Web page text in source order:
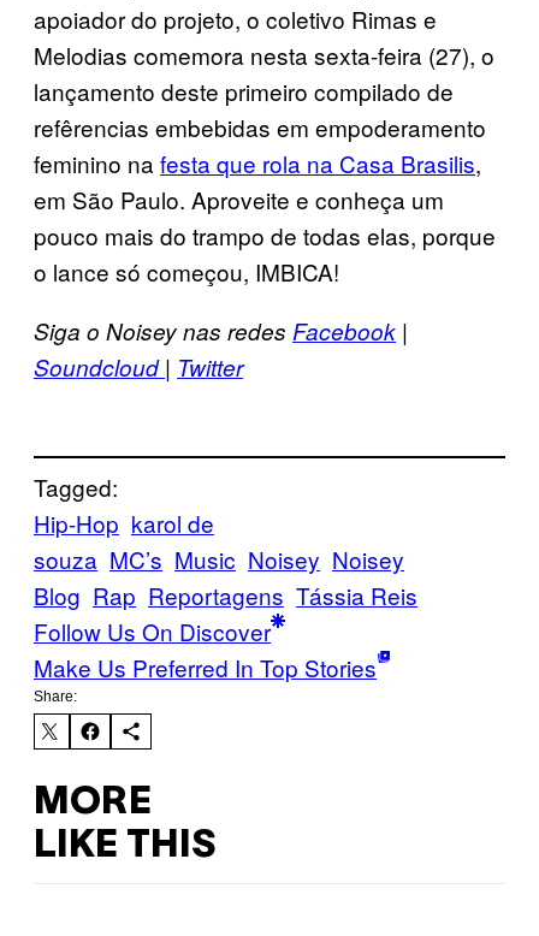
apoiador do projeto, o coletivo Rimas e
Melodias comemora nesta sexta-feira (27), o
lançamento deste primeiro compilado de
refêrencias embebidas em empoderamento
feminino na festa que rola na Casa Brasilis,
em São Paulo. Aproveite e conheça um
pouco mais do trampo de todas elas, porque
o lance só começou, IMBICA!
Siga o Noisey nas redes Facebook |
Soundcloud| Twitter
Tagged:
Hip-Hop karol de
souza MC’s Music Noisey Noisey
Blog Rap Reportagens Tássia Reis
Follow Us On Discover
Make Us Preferred In Top Stories
Share:
MORE
LIKE THIS